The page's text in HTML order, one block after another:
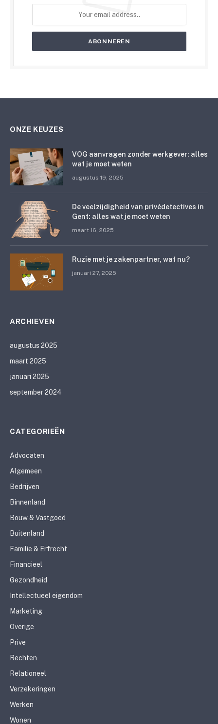
ONZE KEUZES
VOG aanvragen zonder werkgever: alles
wat je moet weten
augustus 19, 2025
De veelzijdigheid van privédetectives in
Gent: alles wat je moet weten
maart 16, 2025
Ruzie met je zakenpartner, wat nu?
januari 27, 2025
ARCHIEVEN
augustus 2025
maart 2025
januari 2025
september 2024
CATEGORIEËN
Advocaten
Algemeen
Bedrijven
Binnenland
Bouw & Vastgoed
Buitenland
Familie & Erfrecht
Financieel
Gezondheid
Intellectueel eigendom
Marketing
Overige
Prive
Rechten
Relationeel
Verzekeringen
Werken
Wonen